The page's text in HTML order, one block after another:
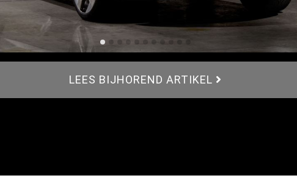
LEES BIJHOREND ARTIKEL